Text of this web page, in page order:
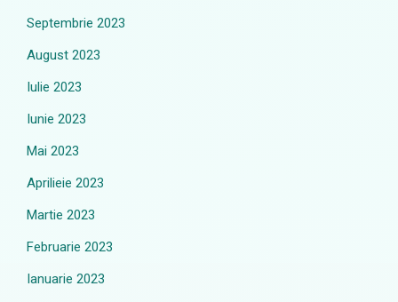
Septembrie 2023
August 2023
Iulie 2023
Iunie 2023
Mai 2023
Aprilieie 2023
Martie 2023
Februarie 2023
Ianuarie 2023